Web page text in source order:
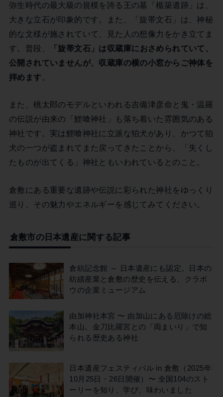
弥生時代の最大級の規模を誇る王の墓「楯築遺跡」は、
大きな立石が印象的です。また、「旋帯文石」は、神秘
的な文様が施されていて、見た人の想像力をかき立てま
す。普段、
「旋帯文石」は収蔵庫におさめられていて、
公開されていませんが、収蔵庫の横の小窓からご神体を
拝めます。
また、桃太郎のモデルといわれる吉備津彦命と鬼・温羅
の伝説が由来の「鯉喰神社」も落ち着いた雰囲気のある
神社です。実は鯉喰神社に立派な狛犬があり、かつて狛
犬の一つが盗まれてまた戻ってきたことから、「失くし
たものが出てくる」神社ともいわれているとのこと。
倉敷にある重要な遺跡や伝説に彩られた神社をゆっくり
巡り、その魅力やエネルギーを感じてみてください。
倉敷市の日本遺産に関する記事
倉紡記念館 ～ 日本遺産にも認定。日本の
紡績産業と倉敷の歴史を伝える、クラボ
ウの企業ミュージアム
由加神社本宮 〜 由加山にある厄除けの総
本山。金刀比羅宮との「両まいり」で知
られる歴史ある神社
日本遺産フェスティバル in 倉敷（2025年
10月25日・26日開催）〜 全国104のスト
ーリーを知り、学び、味わいました